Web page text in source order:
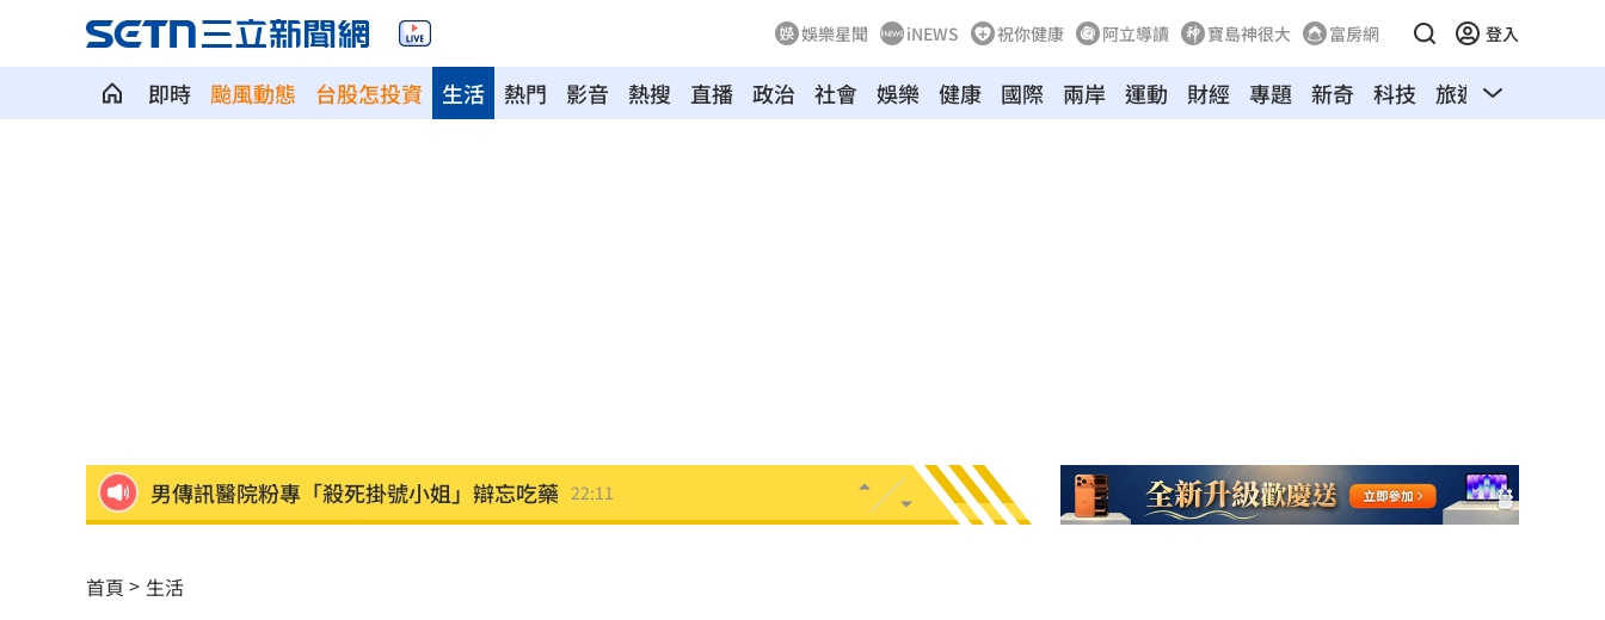
娛樂星聞 iNEWS 祝你健康 阿立導讀 寶島神很大 富房網 登入
即時 颱風動態 台股怎投資 熱門 影音 熱搜 直播 政治 社會 娛樂
生活 健康 國際 兩岸 運動 財經 專題 新奇 科技 旅遊 汽車
男傳訊醫院粉專「殺死掛號小姐」辯忘吃藥 22:11
消失10年回歸！好市多經典美食重新上架
首頁 生活